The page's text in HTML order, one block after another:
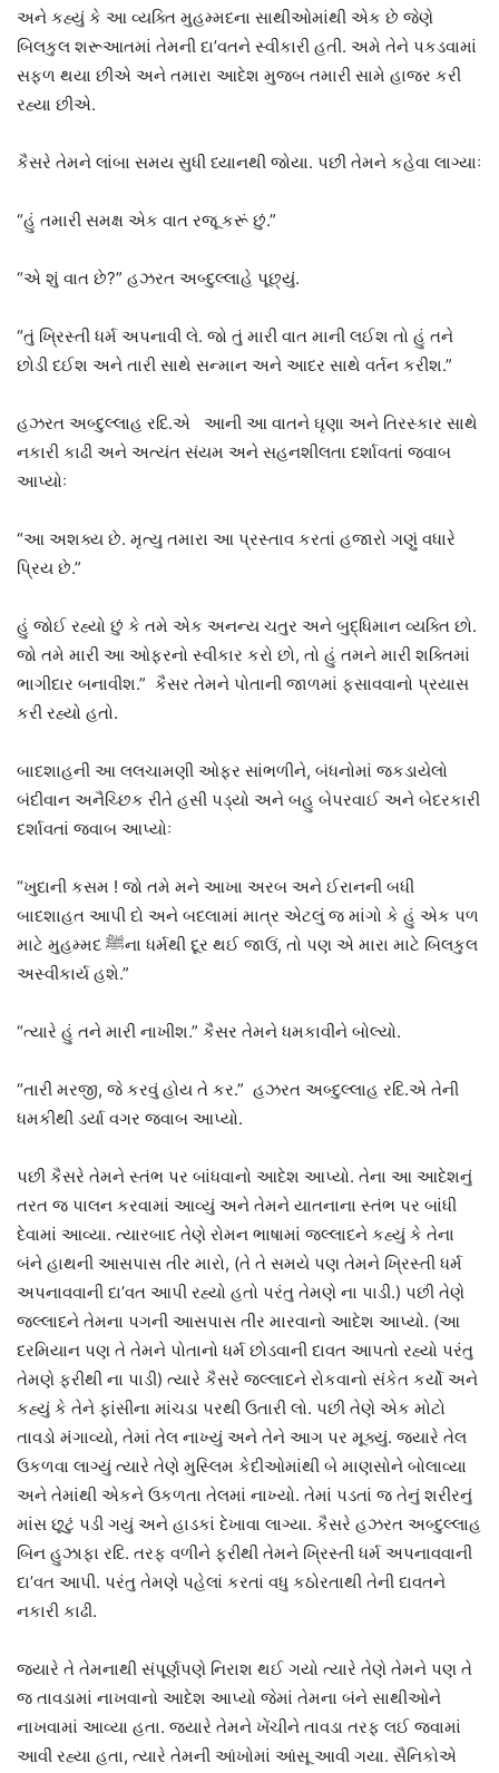
અને કહ્યું કે આ વ્યક્તિ મુહમ્મદના સાથીઓમાંથી એક છે જેણે
બિલકુલ શરૂઆતમાં તેમની દા’વતને સ્વીકારી હતી. અમે તેને પકડવામાં
સફળ થયા છીએ અને તમારા આદેશ મુજબ તમારી સામે હાજર કરી
રહ્યા છીએ.
કૈસરે તેમને લાંબા સમય સુધી ધ્યાનથી જોયા. પછી તેમને કહેવા લાગ્યાઃ
“હું તમારી સમક્ષ એક વાત રજૂ કરૂં છું.”
“એ શું વાત છે?” હઝરત અબ્દુલ્લાહે પૂછ્યું.
“તું ખ્રિસ્તી ધર્મ અપનાવી લે. જો તું મારી વાત માની લઈશ તો હું તને
છોડી દઈશ અને તારી સાથે સન્માન અને આદર સાથે વર્તન કરીશ.”
હઝરત અબ્દુલ્લાહ રદિ.એ આની આ વાતને ઘૃણા અને તિરસ્કાર સાથે
નકારી કાઢી અને અત્યંત સંયમ અને સહનશીલતા દર્શાવતાં જવાબ
આપ્યોઃ
“આ અશક્ય છે. મૃત્યુ તમારા આ પ્રસ્તાવ કરતાં હજારો ગણું વધારે
પ્રિય છે.”
હું જોઈ રહ્યો છું કે તમે એક અનન્ય ચતુર અને બુદ્ધિમાન વ્યક્તિ છો.
જો તમે મારી આ ઓફરનો સ્વીકાર કરો છો, તો હું તમને મારી શક્તિમાં
ભાગીદાર બનાવીશ.” કૈસર તેમને પોતાની જાળમાં ફસાવવાનો પ્રયાસ
કરી રહ્યો હતો.
બાદશાહની આ લલચામણી ઓફર સાંભળીને, બંધનોમાં જકડાયેલો
બંદીવાન અનૈચ્છિક રીતે હસી પડ્‌યો અને બહુ બેપરવાઈ અને બેદરકારી
દર્શાવતાં જવાબ આપ્યોઃ
“ખુદાની કસમ ! જો તમે મને આખા અરબ અને ઈરાનની બધી
બાદશાહત આપી દો અને બદલામાં માત્ર એટલું જ માંગો કે હું એક પળ
માટે મુહમ્મદ ﷺના ધર્મથી દૂર થઈ જાઉં, તો પણ એ મારા માટે બિલકુલ
અસ્વીકાર્ય હશે.”
“ત્યારે હું તને મારી નાખીશ.” કૈસર તેમને ધમકાવીને બોલ્યો.
“તારી મરજી, જે કરવું હોય તે કર.” હઝરત અબ્દુલ્લાહ રદિ.એ તેની
ધમકીથી ડર્યા વગર જવાબ આપ્યો.
પછી કૈસરે તેમને સ્તંભ પર બાંધવાનો આદેશ આપ્યો. તેના આ આદેશનું
તરત જ પાલન કરવામાં આવ્યું અને તેમને યાતનાના સ્તંભ પર બાંધી
દેવામાં આવ્યા. ત્યારબાદ તેણે રોમન ભાષામાં જલ્લાદને કહ્યું કે તેના
બંને હાથની આસપાસ તીર મારો, (તે તે સમયે પણ તેમને ખ્રિસ્તી ધર્મ
અપનાવવાની દા’વત આપી રહ્યો હતો પરંતુ તેમણે ના પાડી.) પછી તેણે
જલ્લાદને તેમના પગની આસપાસ તીર મારવાનો આદેશ આપ્યો. (આ
દરમિયાન પણ તે તેમને પોતાનો ધર્મ છોડવાની દાવત આપતો રહ્યો પરંતુ
તેમણે ફરીથી ના પાડી) ત્યારે કૈસરે જલ્લાદને રોકવાનો સંકેત કર્યો અને
કહ્યું કે તેને ફાંસીના માંચડા પરથી ઉતારી લો. પછી તેણે એક મોટો
તાવડો મંગાવ્યો, તેમાં તેલ નાખ્યું અને તેને આગ પર મૂક્યું. જ્યારે તેલ
ઉકળવા લાગ્યું ત્યારે તેણે મુસ્લિમ કેદીઓમાંથી બે માણસોને બોલાવ્યા
અને તેમાંથી એકને ઉકળતા તેલમાં નાખ્યો. તેમાં પડતાં જ તેનું શરીરનું
માંસ છૂટું પડી ગયું અને હાડકાં દેખાવા લાગ્યા. કૈસરે હઝરત અબ્દુલ્લાહ
બિન હુઝાફા રદિ. તરફ વળીને ફરીથી તેમને ખ્રિસ્તી ધર્મ અપનાવવાની
દા’વત આપી. પરંતુ તેમણે પહેલાં કરતાં વધુ કઠોરતાથી તેની દાવતને
નકારી કાઢી.
જ્યારે તે તેમનાથી સંપૂર્ણપણે નિરાશ થઈ ગયો ત્યારે તેણે તેમને પણ તે
જ તાવડામાં નાખવાનો આદેશ આપ્યો જેમાં તેમના બંને સાથીઓને
નાખવામાં આવ્યા હતા. જ્યારે તેમને ખેંચીને તાવડા તરફ લઈ જવામાં
આવી રહ્યા હતા, ત્યારે તેમની આંખોમાં આંસૂ આવી ગયા. સૈનિકોએ